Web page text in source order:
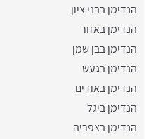
הנדימן בבני ציון
הנדימן באזור
הנדימן בבן שמן
הנדימן בגעש
הנדימן באודים
הנדימן ביגל
הנדימן בצפריה